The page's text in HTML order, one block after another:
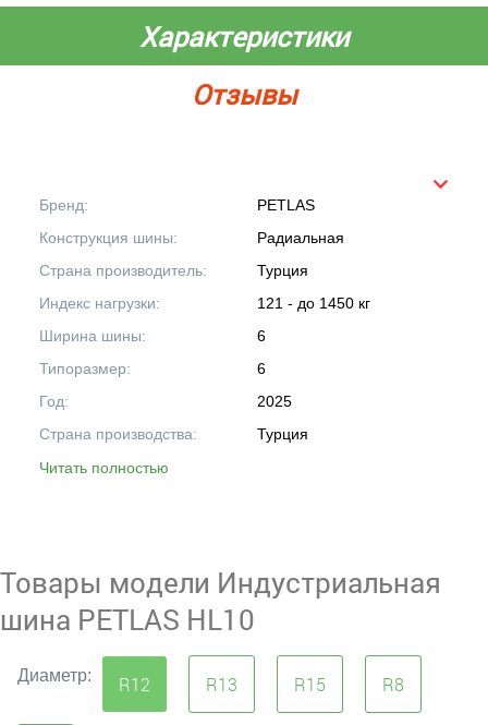
Характеристики
Отзывы
Бренд:
PETLAS
Конструкция шины:
Радиальная
Страна производитель:
Турция
Индекс нагрузки:
121 - до 1450 кг
Ширина шины:
6
Типоразмер:
6
Год:
2025
Страна производства:
Турция
Читать полностью
Товары модели Индустриальная
шина PETLAS HL10
Диаметр: R12 R13 R15 R8